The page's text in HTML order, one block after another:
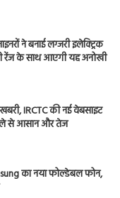
ने बनाई लग्जरी इलेक्ट्रिक
रेंज के साथ आएगी यह अनोखी
IRCTC की नई वेबसाइट
से आसान और तेज
का नया फोल्डेबल फोन,